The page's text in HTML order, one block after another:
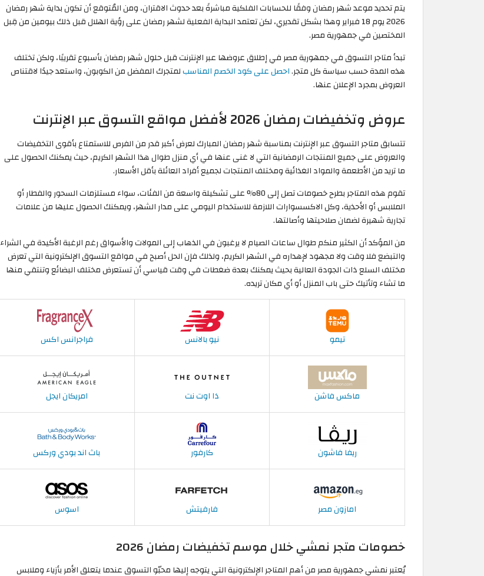
يتم تحديد موعد شهر رمضان وفقًا للحسابات الفلكية مباشرةً بعد حدوث الاقتران، ومن المُتوقع أن تكون بداية شهر رمضان
2026 يوم 18 فبراير وهذا بشكل تقديري، لكن تعتمد البداية الفعلية لشهر رمضان على رؤية الهلال قبل ذلك بيومين من قِبل
المختصين في جمهورية مصر.
تبدأ متاجر التسوق في جمهورية مصر في إطلاق عروضها عبر الإنترنت قبل حلول شهر رمضان بأسبوع تقريبًا، ولكن تختلف
هذه المدة حسب سياسة كل متجر.احصل على كود الخصم المناسبلمتجرك المفضل من الكوبون، واستعد جيدًا لاقتناص
العروض بمجرد الإعلان عنها.
عروض وتخفيضات رمضان 2026 لأفضل مواقع التسوق عبر الإنترنت
تتسابق متاجر التسوق عبر الإنترنت بمناسبة شهر رمضان المبارك لعرض أكبر قدر من الفرص للاستمتاع بأقوى التخفيضات
والعروض على جميع المنتجات الرمضانية التي لا غنى عنها في أي منزل طوال هذا الشهر الكريم، حيث يمكنك الحصول على
ما تريد من الأطعمة والمواد الغذائية ومختلف المنتجات لجميع أفراد العائلة بأقل الأسعار.
تقوم هذه المتاجر بطرح خصومات تصل إلى 80% على تشكيلة واسعة من الفئات، سواء مستلزمات السحور والفطار أو
الملابس أو الأحذية، وكل الاكسسوارات اللازمة للاستخدام اليومي على مدار الشهر، ويمكنك الحصول عليها من علامات
تجارية شهيرة لضمان صلاحيتها وأصالتها.
من المؤكد أن الكثير منكم طوال ساعات الصيام لا يرغبون في الذهاب إلى المولات والأسواق رغم الرغبة الأكيدة في الشراء
والتبضع فلا وقت ولا مجهود لإهداره في الشهر الكريم، ولذلك فإن الحل أصبح في مواقع التسوق الإلكترونية التي تعرض
مختلف السلع ذات الجودة العالية بحيث يمكنك بعدة ضغطات في وقت قياسي أن تستعرض مختلف البضائع وتنتقي منها
ما تشاء وتأتيك حتى باب المنزل أو أي مكان تريده.
تيمو نيو بالانس فراجرانس اكس
ماكس فاشن ذا اوت نت امريكان ايجل
ريفا فاشون كارفور باث اند بودي وركس
امازون مصر فارفيتش اسوس
خصومات متجر نمشي خلال موسم تخفيضات رمضان 2026
يُعتبر نمشي جمهورية مصر من أهم المتاجر الإلكترونية التي يتوجه إليها محبّو التسوق عندما يتعلق الأمر بأزياء وملابس